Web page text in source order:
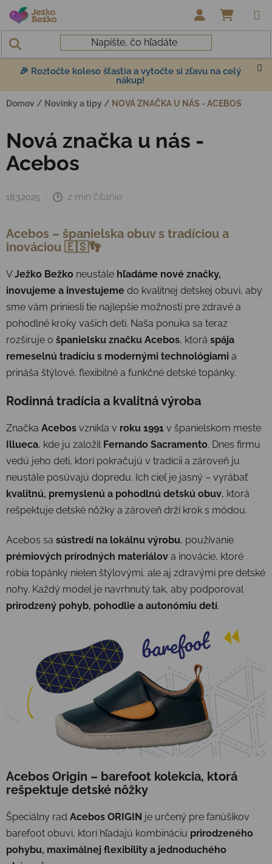
Prejsť na obsah
🎉 Roztočte koleso šťastia a vytočte si zľavu na celý
nákup!
Domov / Novinky a tipy / NOVÁ ZNAČKA U NÁS - ACEBOS
Nová značka u nás -
Acebos
18.3.2025 2 min čítanie
Acebos – španielska obuv s tradíciou a
inováciou 🇪🇸👣
VJežko Bežko neustále hľadáme nové značky,
inovujeme a investujeme do kvalitnej detskej obuvi, aby
sme vám priniesli tie najlepšie možnosti pre zdravé a
pohodlné kroky vašich detí. Naša ponuka sa teraz
rozširuje o španielsku značku Acebos, ktorá spája
remeselnú tradíciu s modernými technológiami a
prináša štýlové, flexibilné a funkčné detské topánky.
Rodinná tradícia a kvalitná výroba
Značka Acebos vznikla v roku 1991 v španielskom meste
Illueca, kde ju založil Fernando Sacramento. Dnes firmu
vedú jeho deti, ktorí pokračujú v tradícii a zároveň ju
neustále posúvajú dopredu. Ich cieľ je jasný – vyrábať
kvalitnú, premyslenú a pohodlnú detskú obuv, ktorá
rešpektuje detské nôžky a zároveň drží krok s módou.
Acebos sa sústredí na lokálnu výrobu, používanie
prémiových prírodných materiálov a inovácie, ktoré
robia topánky nielen štýlovými, ale aj zdravými pre detské
nohy. Každý model je navrhnutý tak, aby podporoval
prirodzený pohyb, pohodlie a autonómiu detí.
Acebos Origin – barefoot kolekcia, ktorá
rešpektuje detské nôžky
Špeciálny rad Acebos ORIGIN je určený pre fanúšikov
barefoot obuvi, ktorí hľadajú kombináciu prirodzeného
pohybu, maximálnej flexibility a jednoduchého